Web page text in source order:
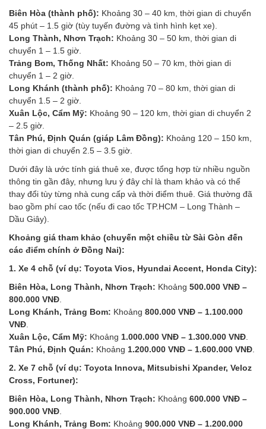
Biên Hòa (thành phố): Khoảng 30 – 40 km, thời gian di chuyển
45 phút – 1.5 giờ (tùy tuyến đường và tình hình kẹt xe).
Long Thành, Nhơn Trạch: Khoảng 30 – 50 km, thời gian di
chuyển 1 – 1.5 giờ.
Trảng Bom, Thống Nhất: Khoảng 50 – 70 km, thời gian di
chuyển 1 – 2 giờ.
Long Khánh (thành phố): Khoảng 70 – 80 km, thời gian di
chuyển 1.5 – 2 giờ.
Xuân Lộc, Cẩm Mỹ: Khoảng 90 – 120 km, thời gian di chuyển 2
– 2.5 giờ.
Tân Phú, Định Quán (giáp Lâm Đồng): Khoảng 120 – 150 km,
thời gian di chuyển 2.5 – 3.5 giờ.
Dưới đây là ước tính giá thuê xe, được tổng hợp từ nhiều nguồn
thông tin gần đây, nhưng lưu ý đây chỉ là tham khảo và có thể
thay đổi tùy từng nhà cung cấp và thời điểm thuê. Giá thường đã
bao gồm phí cao tốc (nếu đi cao tốc TP.HCM – Long Thành –
Dầu Giây).
Khoảng giá tham khảo (chuyến một chiều từ Sài Gòn đến
các điểm chính ở Đồng Nai):
1. Xe 4 chỗ (ví dụ: Toyota Vios, Hyundai Accent, Honda City):
Biên Hòa, Long Thành, Nhơn Trạch: Khoảng 500.000 VNĐ –
800.000 VNĐ
Long Khánh, Trảng Bom: Khoảng 800.000 VNĐ – 1.100.000
VNĐ
Xuân Lộc, Cẩm Mỹ: Khoảng 1.000.000 VNĐ – 1.300.000 VNĐ
Tân Phú, Định Quán: Khoảng 1.200.000 VNĐ – 1.600.000 VNĐ
2. Xe 7 chỗ (ví dụ: Toyota Innova, Mitsubishi Xpander, Veloz
Cross, Fortuner):
Biên Hòa, Long Thành, Nhơn Trạch: Khoảng 600.000 VNĐ –
900.000 VNĐ
Long Khánh, Trảng Bom: Khoảng 900.000 VNĐ – 1.200.000